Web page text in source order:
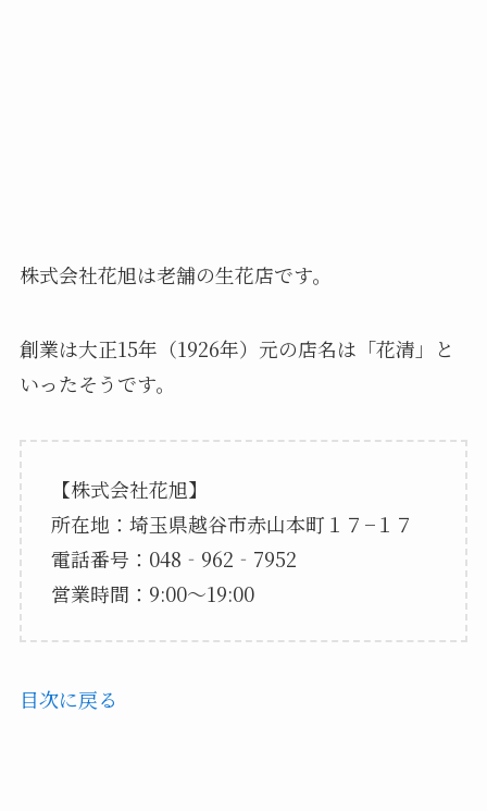
株式会社花旭は老舗の生花店です。
創業は大正15年（1926年）元の店名は「花清」と
いったそうです。
【株式会社花旭】
所在地：埼玉県越谷市赤山本町１７−１７
電話番号：048‐962‐7952
営業時間：9:00～19:00
目次に戻る